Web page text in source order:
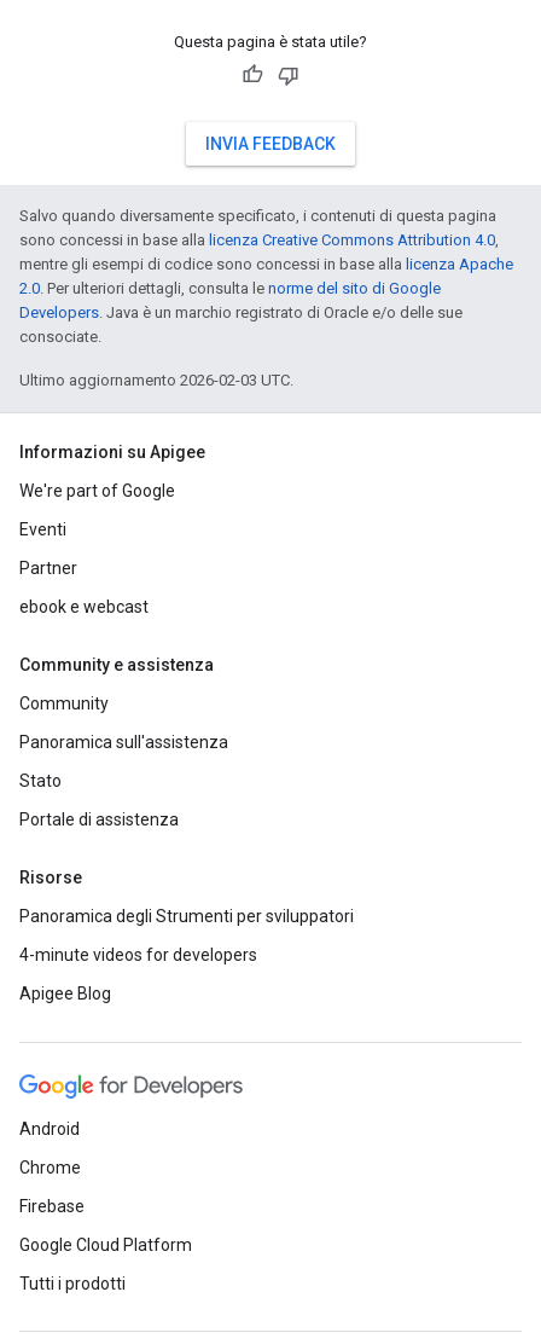
Questa pagina è stata utile?
INVIA FEEDBACK
Salvo quando diversamente specificato, i contenuti di questa pagina
sono concessi in base alla licenza Creative Commons Attribution 4.0,
mentre gli esempi di codice sono concessi in base alla licenza Apache
2.0. Per ulteriori dettagli, consulta le norme del sito di Google
Developers. Java è un marchio registrato di Oracle e/o delle sue
consociate.
Ultimo aggiornamento 2026-02-03 UTC.
Informazioni su Apigee
We're part of Google
Eventi
Partner
ebook e webcast
Community e assistenza
Community
Panoramica sull'assistenza
Stato
Portale di assistenza
Risorse
Panoramica degli Strumenti per sviluppatori
4-minute videos for developers
Apigee Blog
Android
Chrome
Firebase
Google Cloud Platform
Tutti i prodotti